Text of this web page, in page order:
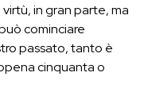
in gran parte, ma
cominciare
passato, tanto è
cinquanta o